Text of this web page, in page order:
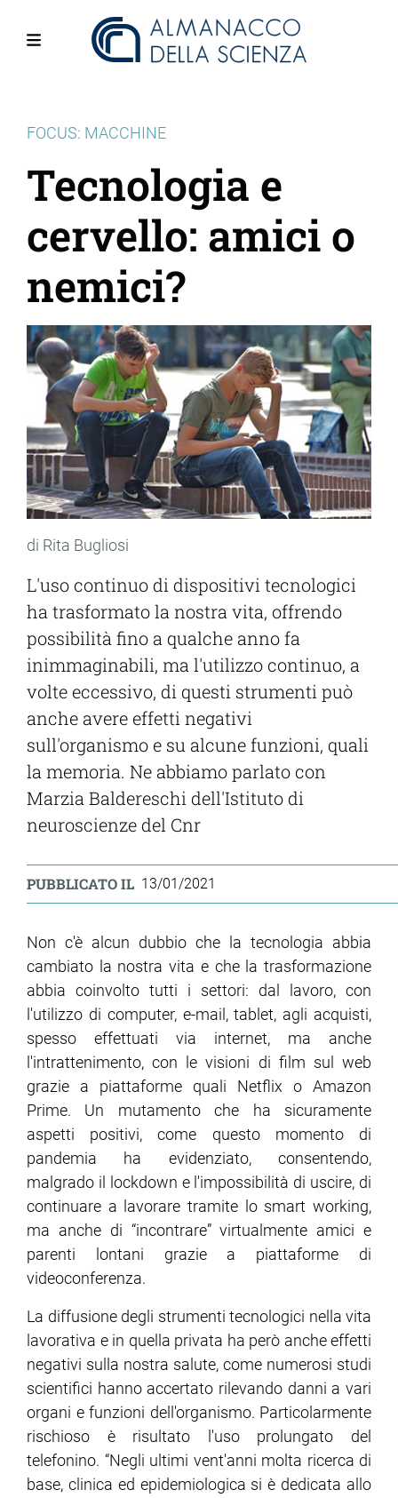
FOCUS: MACCHINE
Tecnologia e
cervello: amici o
nemici?
di Rita Bugliosi
L'uso continuo di dispositivi tecnologici
ha trasformato la nostra vita, offrendo
possibilità fino a qualche anno fa
inimmaginabili, ma l'utilizzo continuo, a
volte eccessivo, di questi strumenti può
anche avere effetti negativi
sull'organismo e su alcune funzioni, quali
la memoria. Ne abbiamo parlato con
Marzia Baldereschi dell'Istituto di
neuroscienze del Cnr
PUBBLICATO IL 13/01/2021
Non c'è alcun dubbio che la tecnologia abbia
cambiato la nostra vita e che la trasformazione
abbia coinvolto tutti i settori: dal lavoro, con
l'utilizzo di computer, e-mail, tablet, agli acquisti,
spesso effettuati via internet, ma anche
l'intrattenimento, con le visioni di film sul web
grazie a piattaforme quali Netflix o Amazon
Prime. Un mutamento che ha sicuramente
aspetti positivi, come questo momento di
pandemia ha evidenziato, consentendo,
malgrado il lockdown e l'impossibilità di uscire, di
continuare a lavorare tramite lo smart working,
ma anche di “incontrare” virtualmente amici e
parenti lontani grazie a piattaforme di
videoconferenza.
La diffusione degli strumenti tecnologici nella vita
lavorativa e in quella privata ha però anche effetti
negativi sulla nostra salute, come numerosi studi
scientifici hanno accertato rilevando danni a vari
organi e funzioni dell'organismo. Particolarmente
rischioso è risultato l'uso prolungato del
telefonino. “Negli ultimi vent'anni molta ricerca di
base, clinica ed epidemiologica si è dedicata allo